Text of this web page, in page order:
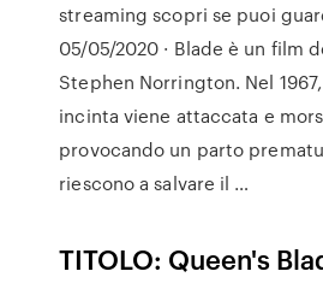
streaming scopri se puoi
05/05/2020 · Blade è un film
Stephen Norrington. Nel
incinta viene attaccata e
provocando un parto
riescono a salvare il …
TITOLO: Queen's